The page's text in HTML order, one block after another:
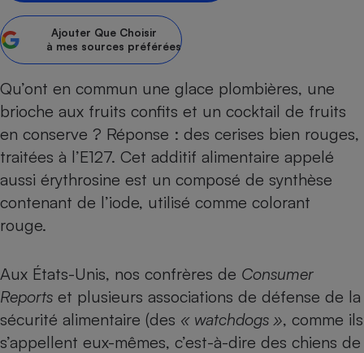
Ajouter Que Choisir
à mes sources préférées
Qu’ont en commun une glace plombières, une
brioche aux fruits confits et un cocktail de fruits
en conserve ? Réponse : des cerises bien rouges,
traitées à l’E127. Cet additif alimentaire appelé
aussi érythrosine est un composé de synthèse
contenant de l’iode, utilisé comme colorant
rouge.
Aux États-Unis, nos confrères de Consumer
Reports et plusieurs associations de défense de la
sécurité alimentaire (des « watchdogs », comme ils
s’appellent eux-mêmes, c’est-à-dire des chiens de
bouteille
Banque
Téléviseur
Matelas
Radiateur électrique